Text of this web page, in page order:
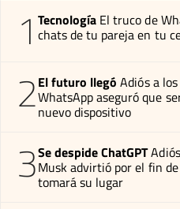
1 Tecnología El truco de
chats de tu pareja en tu
2El futuro llegó Adiós a
WhatsApp aseguró que
nuevo dispositivo
3Se despide ChatGPT
Musk advirtió por el fin
tomará su lugar